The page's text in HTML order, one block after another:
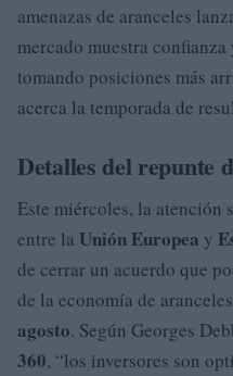
amenazas de aranceles
mercado muestra
tomando posiciones más
acerca la temporada de
Detalles del repunte
Este miércoles, la atención
entre la Unión Europea y
de cerrar un acuerdo que
de la economía de
agosto. Según Georges
360, “los inversores son